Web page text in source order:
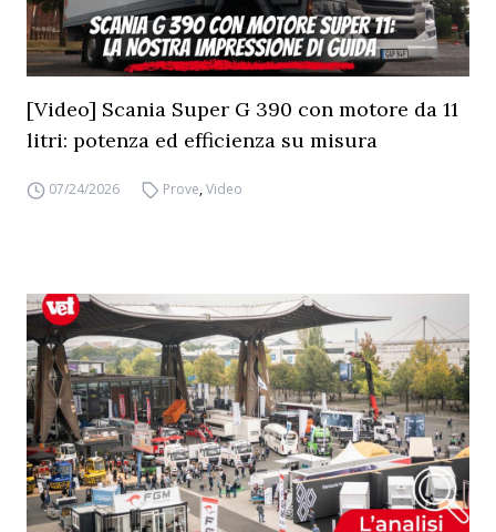
[Video] Scania Super G 390 con motore da 11
litri: potenza ed efficienza su misura
07/24/2026 Prove,Video